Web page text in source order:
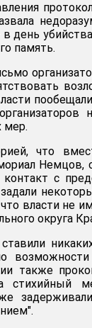
убийства
память.
мер.
что
Немцов,
с
власти не
округа
также
стихийный